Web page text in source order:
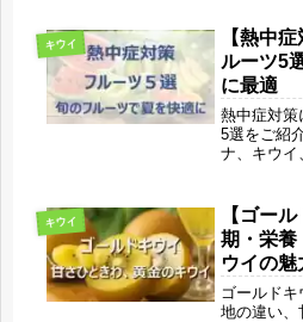
美味しい
届けします
キウイ
【熱中
ルーツ5
に最適
熱中症対策
5選をご紹
ナ、キウイ
さ対策に
方も紹介。
めのフルー
キウイ
【ゴー
期・栄養
ウイの魅
ゴールド
地の違い、